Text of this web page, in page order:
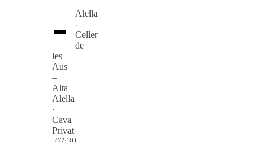
-
Alella
-
Celler
de
les
Aus
–
Alta
Alella
·
Cava
Privat